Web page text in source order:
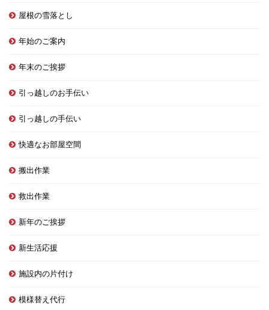
屋根の雪落とし
年始のご案内
年末のご挨拶
引っ越しのお手伝い
引っ越しの手伝い
快適なお部屋空間
搬出作業
救出作業
新年のご挨拶
新生活応援
施設内の片付け
模様替え代行